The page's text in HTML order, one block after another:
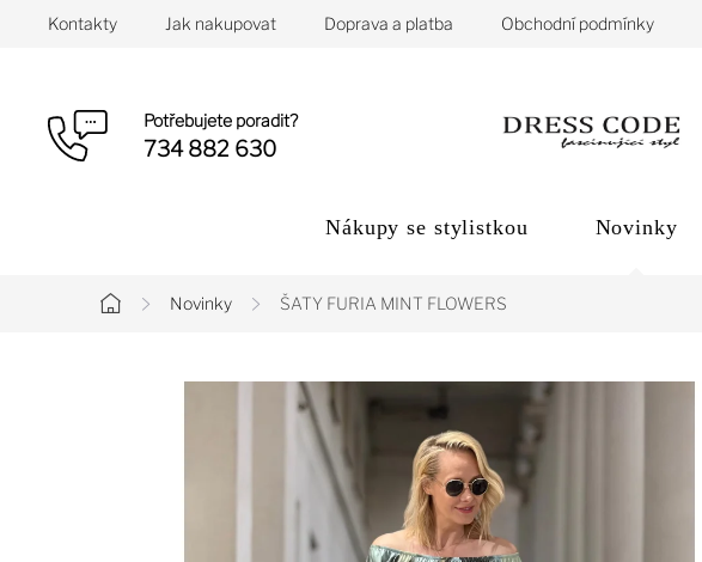
Potřebujete poradit?
734 882 630
Kontakty Jak nakupovat Doprava a platba Obchodní podmínky
Nákupy se stylistkou Novinky
Domů
Novinky ŠATY FURIA MINT FLOWERS